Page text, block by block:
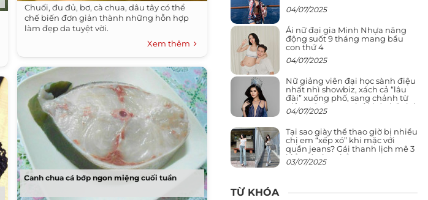
Chuối, đu đủ, bơ, cà chua, dâu tây có thể
chế biến đơn giản thành những hỗn hợp
làm đẹp da tuyệt vời.
Xem thêm
Canh chua cá bớp ngon miệng cuối tuần
04/07/2025
Ái nữ đại gia Minh Nhựa năng
động suốt 9 tháng mang bầu
con thứ 4
04/07/2025
Nữ giảng viên đại học sành điệu
nhất nhì showbiz, xách cả “lâu
đài” xuống phố, sang chảnh từ
giảng đường ra phố khó ai đọ lại
04/07/2025
Tại sao giày thể thao giờ bị nhiều
chị em “xếp xó” khi mặc với
quần jeans? Gái thanh lịch mê 3
kiểu này hơn hẳn
03/07/2025
TỪ KHÓA